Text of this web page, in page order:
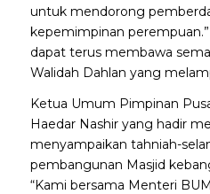
untuk mendorong
kepemimpinan
dapat terus membawa
Walidah Dahlan yang
Ketua Umum Pimpinan
Haedar Nashir yang hadir
menyampaikan tahniah-
pembangunan Masjid
“Kami bersama Menteri